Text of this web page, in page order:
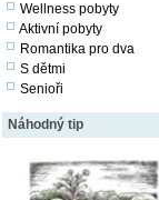
Wellness pobyty
Aktivní pobyty
Romantika pro dva
S dětmi
Senioři
Náhodný tip